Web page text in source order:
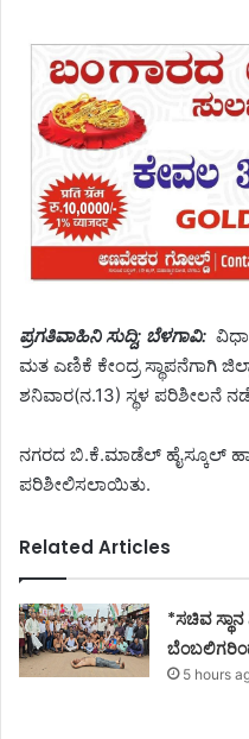
ಪ್ರಗತಿವಾಹಿನಿ ಸುದ್ದಿ; ಬೆಳಗಾವಿ:
ಮತ ಎಣಿಕೆ ಕೇಂದ್ರ ಸ್ಥಾಪನೆಗಾಗಿ
ಶನಿವಾರ(ನ.13) ಸ್ಥಳ ಪರಿಶೀಲನೆ
ನಗರದ ಬಿ.ಕೆ.ಮಾಡೆಲ್ ಹೈಸ್ಕೂಲ್
ಪರಿಶೀಲಿಸಲಾಯಿತು.
Related Articles
*ಸಚಿವ ಸ್ಥಾನ
5 hours